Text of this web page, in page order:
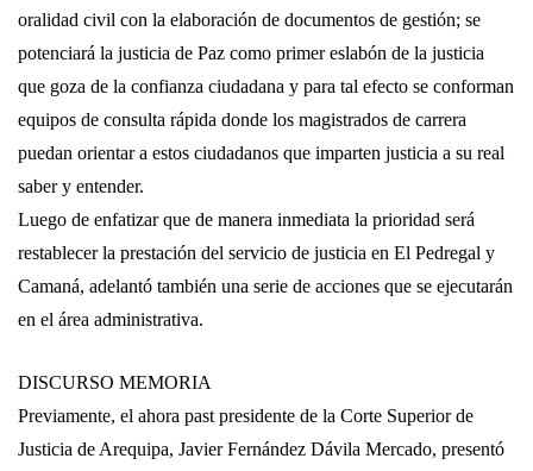
oralidad civil con la elaboración de documentos de gestión; se
potenciará la justicia de Paz como primer eslabón de la justicia
que goza de la confianza ciudadana y para tal efecto se conforman
equipos de consulta rápida donde los magistrados de carrera
puedan orientar a estos ciudadanos que imparten justicia a su real
saber y entender.
Luego de enfatizar que de manera inmediata la prioridad será
restablecer la prestación del servicio de justicia en El Pedregal y
Camaná, adelantó también una serie de acciones que se ejecutarán
en el área administrativa.
DISCURSO MEMORIA
Previamente, el ahora past presidente de la Corte Superior de
Justicia de Arequipa, Javier Fernández Dávila Mercado, presentó